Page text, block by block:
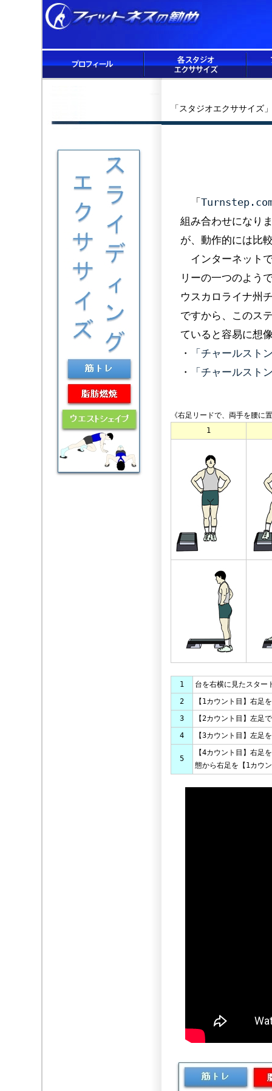
「スタジオエクササイズ
「
組み合わせになり
が、動作的には比
インターネット
リーの一つのよう
ウスカロライナ州
ですから、このス
ていると容易に想
・
「チャールスト
・
「チャールスト
《右足リードで、両手を腰に
1
1
台を右横に見たスター
2
【1カウント目】右足
3
【2カウント目】左足
4
【3カウント目】左足
5
【4カウント目】右足
態から右足を【1カウ